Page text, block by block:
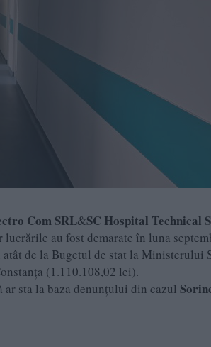
Com SRL&SC Hospital Technical
lucrările au fost demarate în luna
de la Bugetul de stat la Ministerului
(1.110.108,02 lei).
ar sta la baza denunțului din cazul